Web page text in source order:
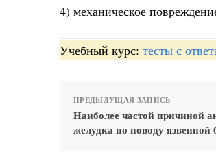
4) механическое
Учебный курс: тесты с
ПРЕДЫДУЩАЯ ЗАПИСЬ
Наиболее частой причиной
желудка по поводу язвенной